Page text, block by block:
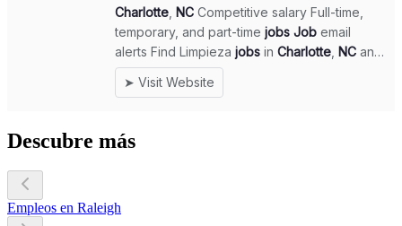
Descubre más
Empleos en Raleigh